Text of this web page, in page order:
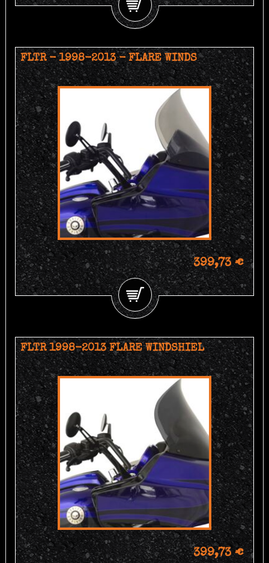
FLTR - 1998-2013 - FLARE WINDS
399,73 €
FLTR 1998-2013 FLARE WINDSHIEL
399,73 €